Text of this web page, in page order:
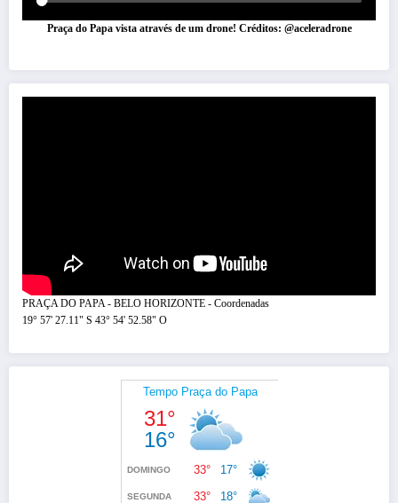
Praça do Papa vista através de um drone! Créditos: @aceleradrone
PRAÇA DO PAPA - BELO HORIZONTE - Coordenadas
19° 57' 27.11" S 43° 54' 52.58" O